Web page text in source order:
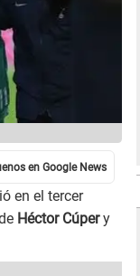
en el tercer
Héctor Cúpery